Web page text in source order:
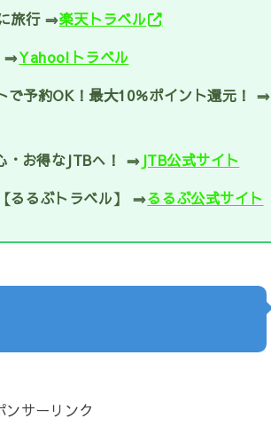
旅行 ⇒楽天トラベル
⇒Yahoo!トラベル
で予約OK！最大10％ポイント還元！ ⇒
・お得なJTBへ！ ⇒ JTB公式サイト
るるぶトラベル】 ⇒るるぶ公式サイト
ンサーリンク